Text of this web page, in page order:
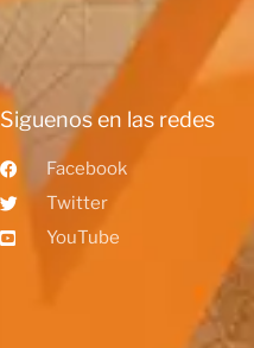
Siguenos en las redes
Facebook
Twitter
YouTube